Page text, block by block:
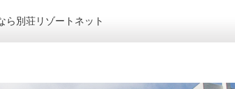
ら別荘リゾートネット